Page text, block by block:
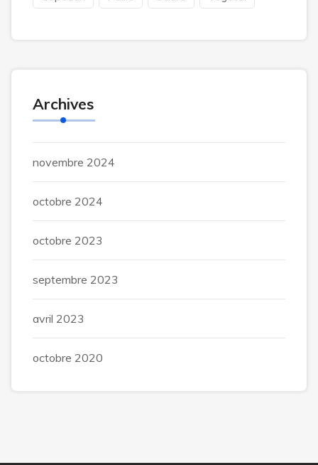
Archives
novembre 2024
octobre 2024
octobre 2023
septembre 2023
avril 2023
octobre 2020